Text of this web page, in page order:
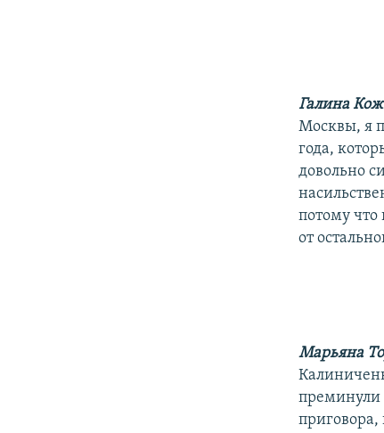
Галина
Москвы, я
года,
довольно
потому что
от
Марьяна
преминули
приговора,